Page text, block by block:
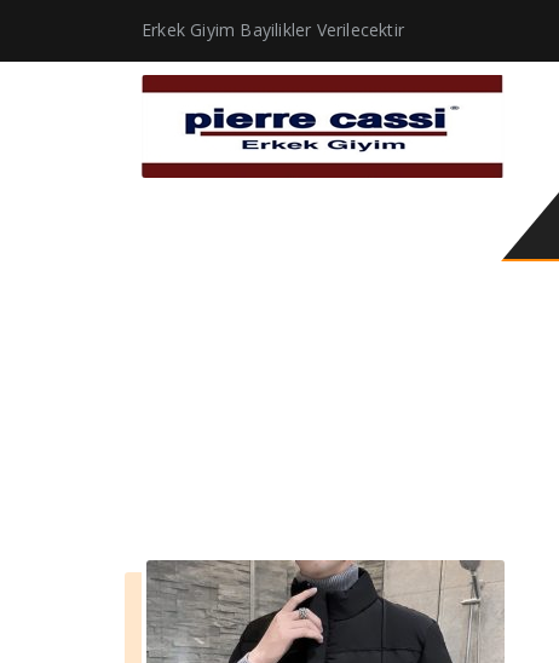
Erkek Giyim Bayilikler Verilecektir